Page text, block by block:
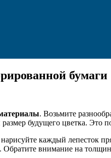
бумаги
. Возьмите
будущего цветка. Это
каждый лепесток
внимание на